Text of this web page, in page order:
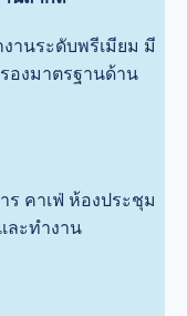
งานระดับพรีเมียม มี
องมาตรฐานด้าน
ร คาเฟ่ ห้องประชุม
ละทำงาน